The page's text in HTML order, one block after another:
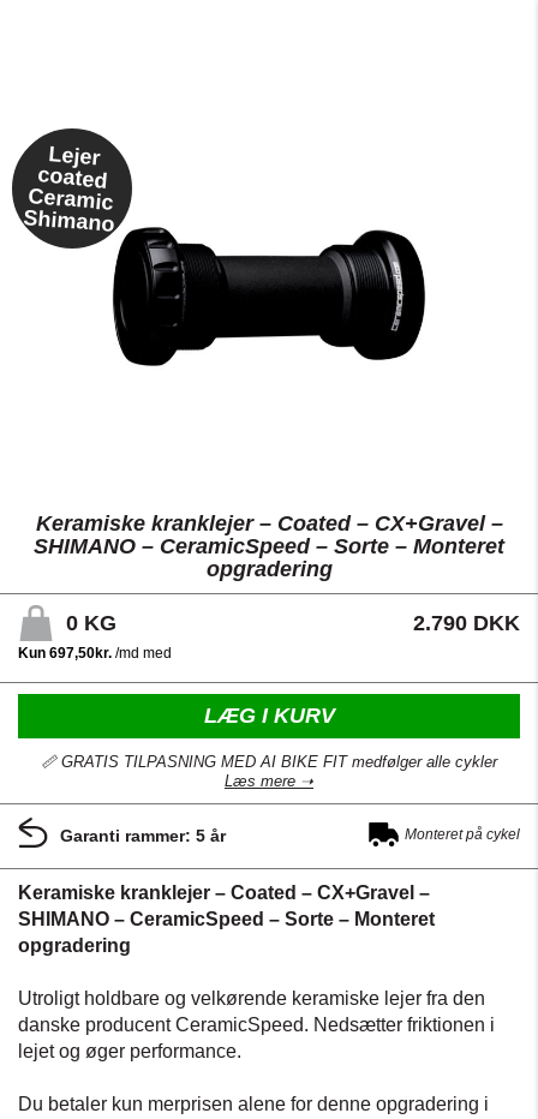
Lejer
coated
Ceramic
Shimano
Keramiske kranklejer – Coated – CX+Gravel –
SHIMANO – CeramicSpeed – Sorte – Monteret
opgradering
0 KG 2.790 DKK
LÆG I KURV
📏 GRATIS TILPASNING MED AI BIKE FIT medfølger alle cykler
Læs mere ➝
Garanti rammer: 5 år Monteret på cykel
Keramiske kranklejer – Coated – CX+Gravel –
SHIMANO – CeramicSpeed – Sorte – Monteret
opgradering
Utroligt holdbare og velkørende keramiske lejer fra den
danske producent CeramicSpeed. Nedsætter friktionen i
lejet og øger performance.
Du betaler kun merprisen alene for denne opgradering i